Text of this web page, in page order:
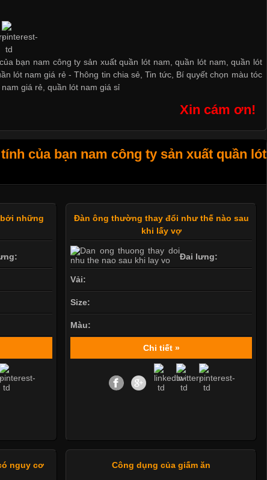
bạn nam công ty sản xuất quần lót nam, quần lót nam, quần lót
lót nam giá rẻ -Thông tin chia sẻ ,Tin tức, Bí quyết chọn màu tóc
giá rẻ ,quần lót nam giá sỉ
Xin cám ơn!
của bạn nam công ty sản xuất quần lót
những
Đàn ông thường thay đổi như thế nào sau
khi lấy vợ
Đai lưng:
Vải:
Size:
Màu:
Chi tiết »
nguy cơ
Công dụng của giấm ăn